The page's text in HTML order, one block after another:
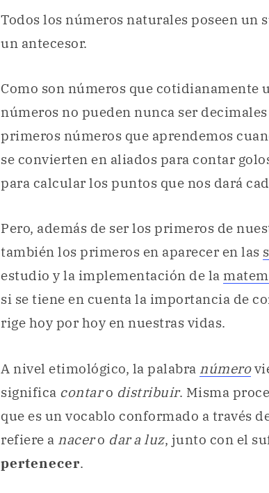
Todos los números naturales poseen un
un antecesor.
Como son números que cotidianamente
números no pueden nunca ser
primeros números que aprendemos
se convierten en aliados para contar
para calcular los puntos que nos dará
Pero, además de ser los primeros de
también los primeros en aparecer en las
estudio y la implementación de la
si se tiene en cuenta la importancia de
rige hoy por hoy en nuestras vidas.
A nivel etimológico, la palabra número
significa contaro distribuir. Misma
que es un vocablo conformado a través
refiere a nacero dar a luz, junto con el
pertenecer.